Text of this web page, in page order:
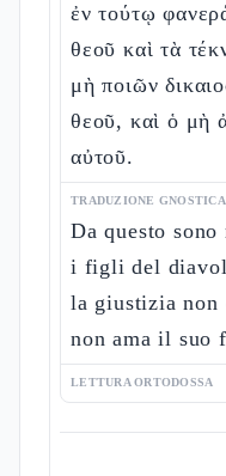
ἐν τούτῳ
θεοῦ καὶ τὰ
μὴ ποιῶν
θεοῦ, καὶ ὁ μὴ
αὐτοῦ.
TRADUZIONE GNOSTICA
Da questo
i figli del
la giustizia non
non ama il suo
LETTURA ORTODOSSA